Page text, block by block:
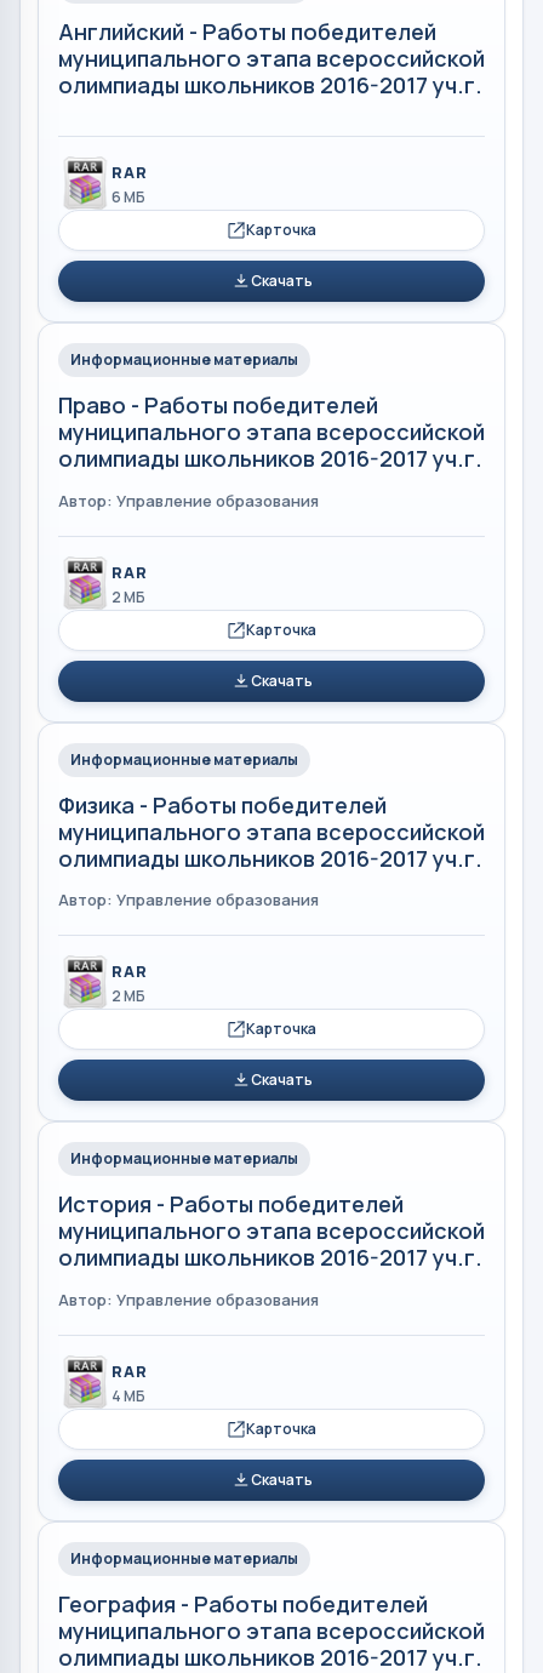
Английский - Работы победителей
муниципального этапа всероссийской
олимпиады школьников 2016-2017 уч.г.
RAR
6 МБ
Карточка
Скачать
Информационные материалы
Право - Работы победителей
муниципального этапа всероссийской
олимпиады школьников 2016-2017 уч.г.
Автор: Управление образования
RAR
2 МБ
Карточка
Скачать
Информационные материалы
Физика - Работы победителей
муниципального этапа всероссийской
олимпиады школьников 2016-2017 уч.г.
Автор: Управление образования
RAR
2 МБ
Карточка
Скачать
Информационные материалы
История - Работы победителей
муниципального этапа всероссийской
олимпиады школьников 2016-2017 уч.г.
Автор: Управление образования
RAR
4 МБ
Карточка
Скачать
Информационные материалы
География - Работы победителей
муниципального этапа всероссийской
олимпиады школьников 2016-2017 уч.г.